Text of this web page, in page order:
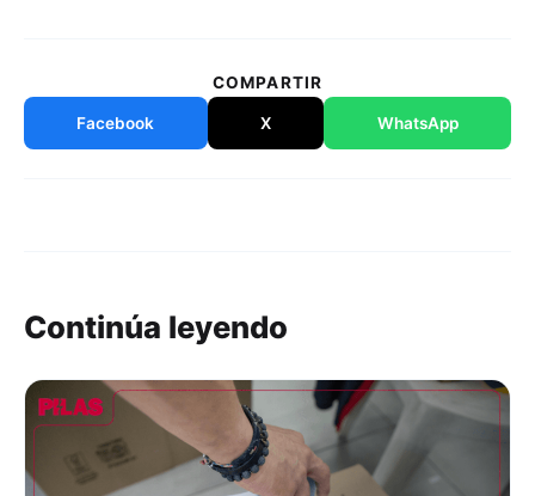
COMPARTIR
Facebook X WhatsApp
Continúa leyendo